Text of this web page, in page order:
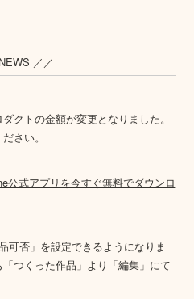
／／
クトの金額が変更となりました。
さい。
公式アプリを今すぐ無料でダウンロ
可否」を設定できるようになりま
つくった作品」より「編集」にて